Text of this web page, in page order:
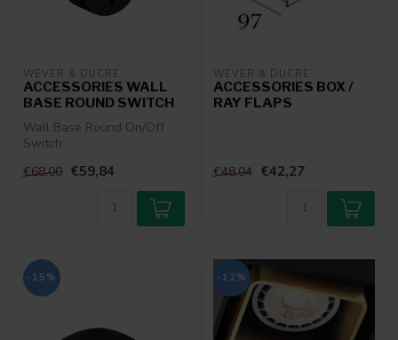
WEVER & DUCRÉ
ACCESSORIES WALL
BASE ROUND SWITCH
Wall Base Round On/Off
Switch
€68,00 €59,84
WEVER & DUCRÉ
ACCESSORIES BOX /
RAY FLAPS
€48,04 €42,27
-15% -12%